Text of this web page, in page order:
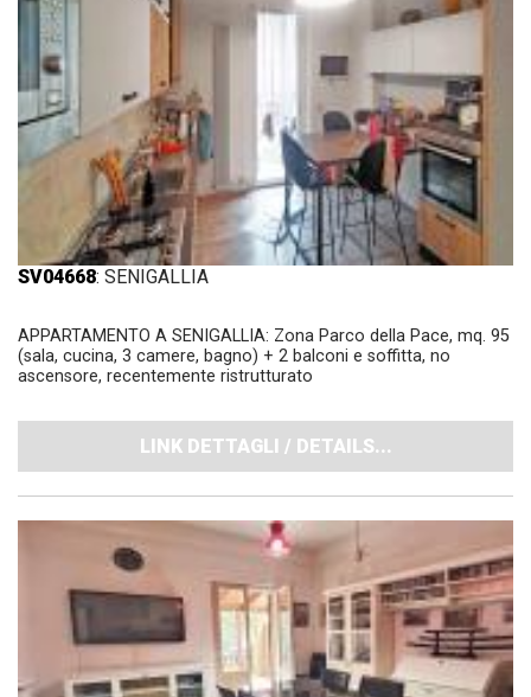
SV04668: SENIGALLIA
APPARTAMENTO A SENIGALLIA: Zona Parco della Pace, mq. 95
(sala, cucina, 3 camere, bagno) + 2 balconi e soffitta, no
ascensore, recentemente ristrutturato
LINK DETTAGLI / DETAILS...